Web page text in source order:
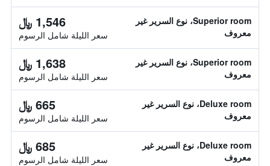
Superior room، نوع السرير غير
معروف
1,546 ﷼
سعر الليلة شامل الرسوم
Superior room، نوع السرير غير
معروف
1,638 ﷼
سعر الليلة شامل الرسوم
Deluxe room، نوع السرير غير
معروف
665 ﷼
سعر الليلة شامل الرسوم
Deluxe room، نوع السرير غير
معروف
685 ﷼
سعر الليلة شامل الرسوم